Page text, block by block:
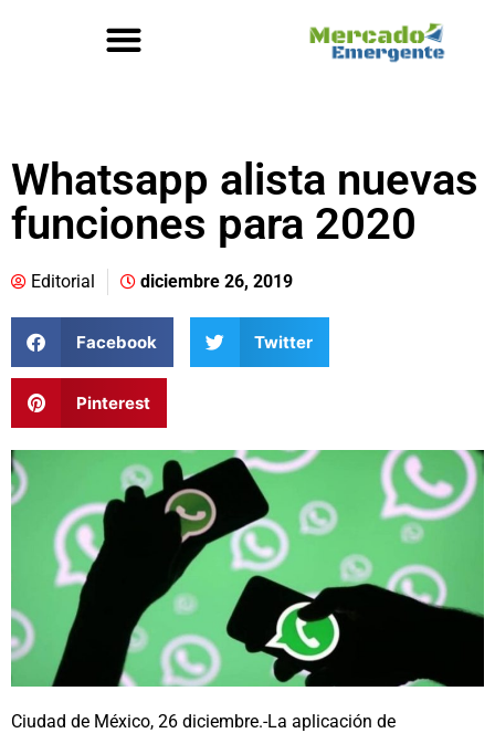
Whatsapp alista nuevas
funciones para 2020
Editorial diciembre 26, 2019
Facebook Twitter
Pinterest
Ciudad de México, 26 diciembre.-La aplicación de